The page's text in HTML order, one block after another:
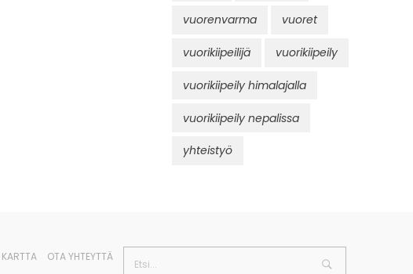
vuorenvarma vuoret
vuorikiipeilijä vuorikiipeily
vuorikiipeily himalajalla
vuorikiipeily nepalissa
yhteistyö
KARTTA OTA YHTEYTTÄ